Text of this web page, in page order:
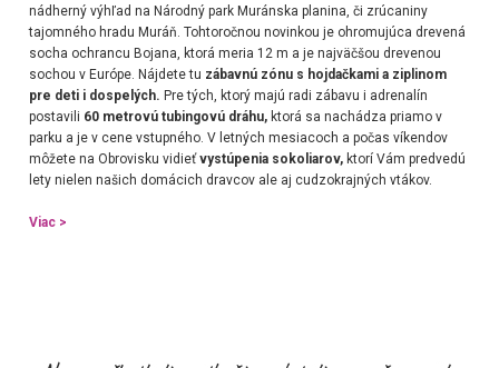
nádherný výhľad na Národný park Muránska planina, či zrúcaniny
tajomného hradu Muráň. Tohtoročnou novinkou je ohromujúca drevená
socha ochrancu Bojana, ktorá meria 12 m a je najväčšou drevenou
sochou v Európe. Nájdete tu zábavnú zónu s hojdačkami a ziplinom
pre deti i dospelých. Pre tých, ktorý majú radi zábavu i adrenalín
postavili 60 metrovú tubingovú dráhu,ktorá sa nachádza priamo v
parku a je v cene vstupného. V letných mesiacoch a počas víkendov
môžete na Obrovisku vidieťvystúpenia sokoliarov,ktorí Vám predvedú
lety nielen našich domácich dravcov ale aj cudzokrajných vtákov.
Viac >